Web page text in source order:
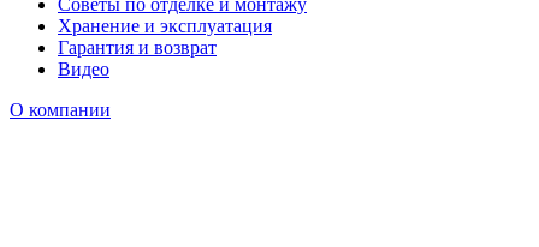
Советы по отделке и монтажу
Хранение и эксплуатация
Гарантия и возврат
Видео
О компании